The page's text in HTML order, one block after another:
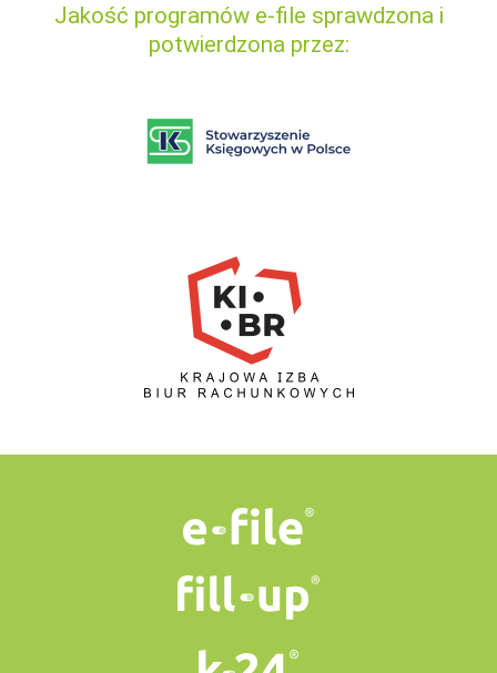
Jakość programów e-file sprawdzona i
potwierdzona przez: